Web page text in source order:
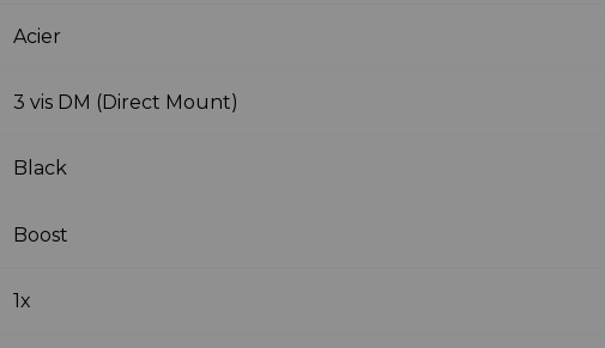
Acier
3 vis DM (Direct Mount)
Black
Boost
1x